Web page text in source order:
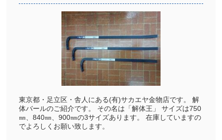
東京都・足立区・舎人にある(有)サカエヤ金物店です。 解
体バールのご紹介です。 その名は「解体王」 サイズは750
㎜、840㎜、900㎜の3サイズあります。 在庫していますの
でよろしくお願い致します。